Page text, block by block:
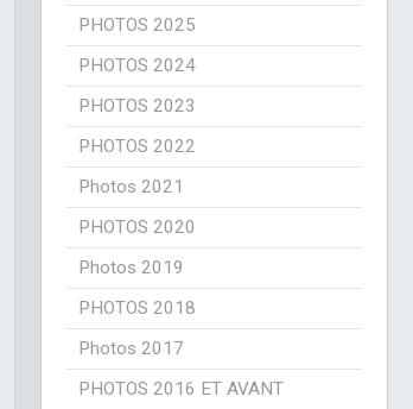
PHOTOS 2025
PHOTOS 2024
PHOTOS 2023
PHOTOS 2022
Photos 2021
PHOTOS 2020
Photos 2019
PHOTOS 2018
Photos 2017
PHOTOS 2016 ET AVANT